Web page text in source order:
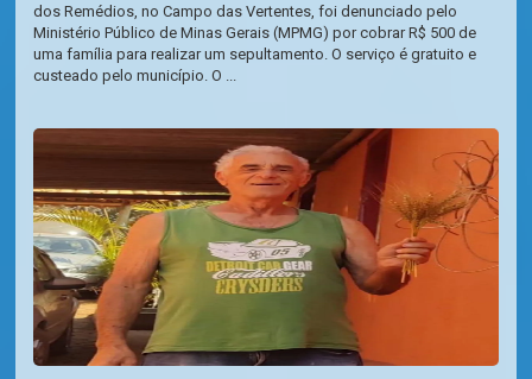
dos Remédios, no Campo das Vertentes, foi denunciado pelo
Ministério Público de Minas Gerais (MPMG) por cobrar R$ 500 de
uma família para realizar um sepultamento. O serviço é gratuito e
custeado pelo município. O ...